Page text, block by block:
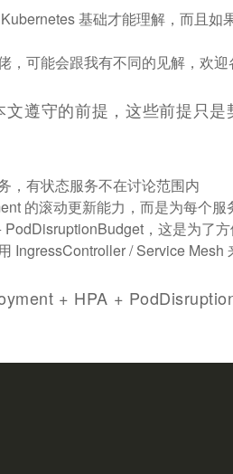
基础才能理解，而且如
，可能会跟我有不同的见解，欢
遵守的前提，这些前提只
，有状态服务不在讨论范围内
的滚动更新能力，而是为每个
PodDisruptionBudget，这是为了
IngressController / Service Mesh
+ HPA +